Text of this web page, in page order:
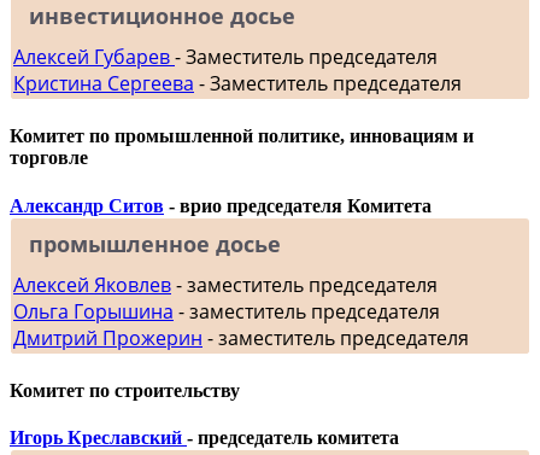
инвестиционное досье
Алексей Губарев- Заместитель председателя
Кристина Сергеева - Заместитель председателя
Комитет по промышленной политике, инновациям и
торговле
Александр Ситов - врио председателя Комитета
промышленное досье
Алексей Яковлев- заместитель председателя
Ольга Горышина - заместитель председателя
Дмитрий Прожерин - заместитель председателя
Комитет по строительству
Игорь Креславский - председатель комитета